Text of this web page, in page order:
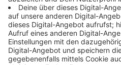
Studierendengruppen der
(UMN) an. Beth Mercer-
Programms für
die kontinuierliche
Studierenden besuchten ein